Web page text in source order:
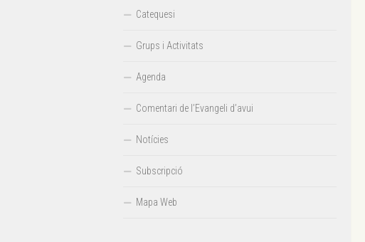
Catequesi
Grups i Activitats
Agenda
Comentari de l’Evangeli d’avui
Notícies
Subscripció
Mapa Web